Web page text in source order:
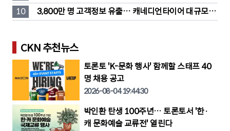
고
10
3,800만 명 고객정보 유출… 캐네디언타이어 대규모 집
단소송 직면
CKN 추천뉴스
토론토 'K-문화 행사' 함께할 스태프 40
명 채용 공고
2026-08-04 19:44:30
박인환 탄생 100주년… 토론토서 '한·
캐 문화예술 교류전' 열린다